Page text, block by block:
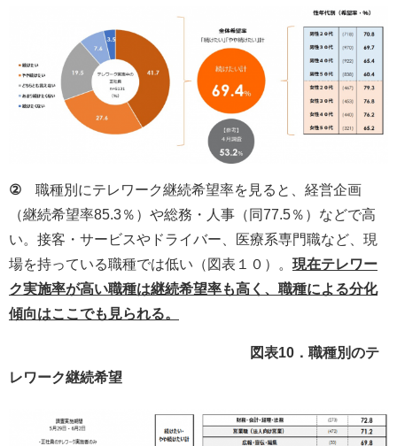
②
職種別にテレワーク継続希望率を見ると、経営企画
（継続希望率85.3％）や総務・人事（同77.5％）などで高
い。接客・サービスやドライバー、医療系専門職など、現
場を持っている職種では低い（図表１０）。 現在テレワー
ク実施率が高い職種は継続希望率も高く、職種による分化
傾向はここでも見られる。
図表10．職種別のテ
レワーク継続希望